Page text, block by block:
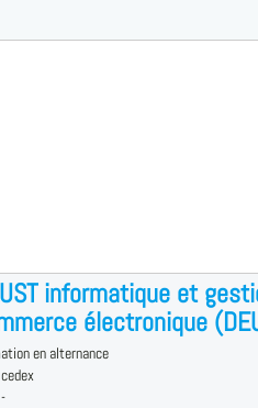
informatique et
électronique
en alternance